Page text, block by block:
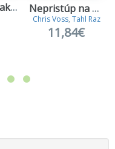
Psychológia ako zbraň Nepristúp na kompromisy
Chris Voss, Tahl Raz
11,84€